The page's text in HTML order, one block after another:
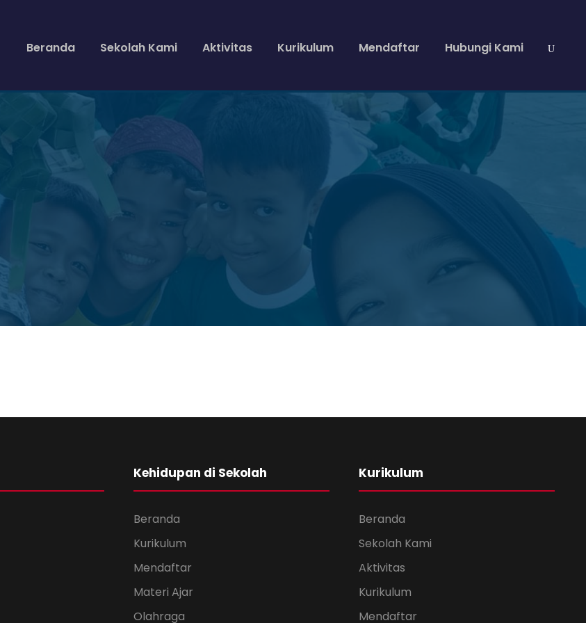
Beranda Sekolah Kami Aktivitas Kurikulum Mendaftar Hubungi Kami
Kehidupan di Sekolah
Beranda
Kurikulum
Mendaftar
Materi Ajar
Olahraga
Kurikulum
Beranda
Sekolah Kami
Aktivitas
Kurikulum
Mendaftar